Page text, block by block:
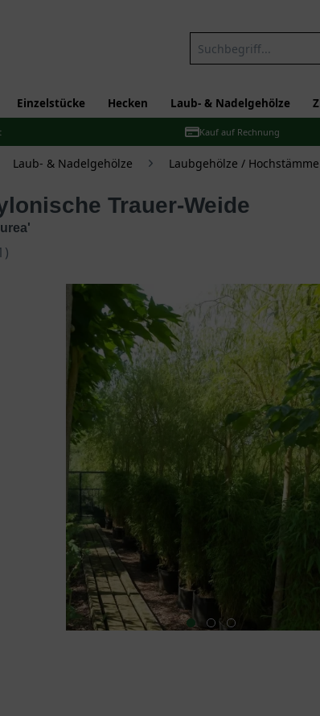
Einzelstücke Hecken Laub- & Nadelgehölze
Kauf auf Rechnung
Laub- & Nadelgehölze Laubgehölze / Hochstämme
Trauer-Weide
)